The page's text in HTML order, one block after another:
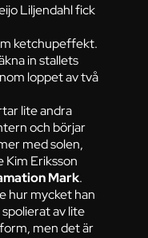
Liljendahl fick
ketchupeffekt.
in stallets
loppet av två
lite andra
och börjar
med solen,
Kim Eriksson
Mark.
hur mycket han
av lite
men det är